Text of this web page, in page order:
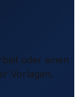
oder einen
Vorlagen.